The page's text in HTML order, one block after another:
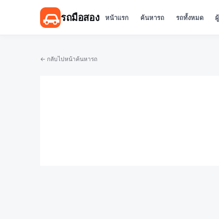
รถมือสอง หน้าแรก ค้นหารถ รถทั้งหมด
← กลับไปหน้าค้นหารถ